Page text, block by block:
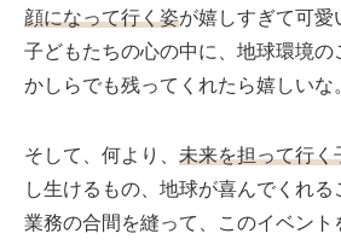
顔になって行く姿が嬉しすぎて可愛
子どもたちの心の中に、地球環境の
かしらでも残ってくれたら嬉しいな
そして、何より、 未来を担って行く
し生けるもの、地球が喜んでくれる
業務の合間を縫って、このイベント